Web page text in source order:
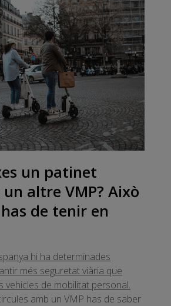
un patinet
altre VMP? Això
de tenir en
hi ha determinades
més seguretat viària que
vehicles de mobilitat personal.
amb un VMP has de saber